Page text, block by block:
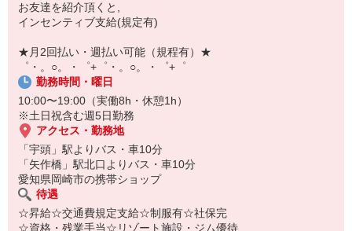
【スマホ面接実施中】
￣￣￣￣￣￣￣￣￣
自宅に居ながらスマホでカンタン面接OK！
オンライン面談なのでスピード対応。
お友達を紹介頂くと,
インセンティブ支給(規定有)
★月2回払い・週払い可能（規程有）★
゜・。○。・゜+゜・。○。・゜+゜
勤務時間・曜日
10:00〜19:00（実働8h・休憩1h）
※土日祝含む週5日勤務
アクセス・勤務地
「宇頭」駅よりバス・車10分
「矢作橋」駅北口よりバス・車10分
愛知県岡崎市の携帯ショップ
待遇
☆昇給☆交通費規定支給☆制服有☆社保完
☆資格・残業手当☆リゾート施設・ジム優待